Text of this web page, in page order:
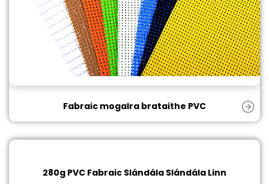
Fabraic mogalra brataithe PVC
280g PVC Fabraic Slándála Slándála Linn